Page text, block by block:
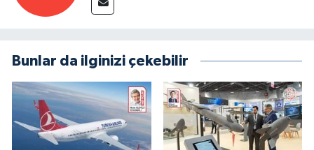
Bunlar da ilginizi çekebilir